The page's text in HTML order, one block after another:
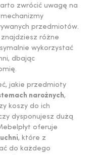
zwrócić uwagę na
przedmiotów.
różne
wykorzystać
dbając
jakie przedmioty
narożnych,
koszy do ich
dysponujesz dużą
oferuje
, które z
do każdego